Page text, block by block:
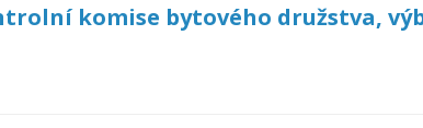
komise bytového družstva,